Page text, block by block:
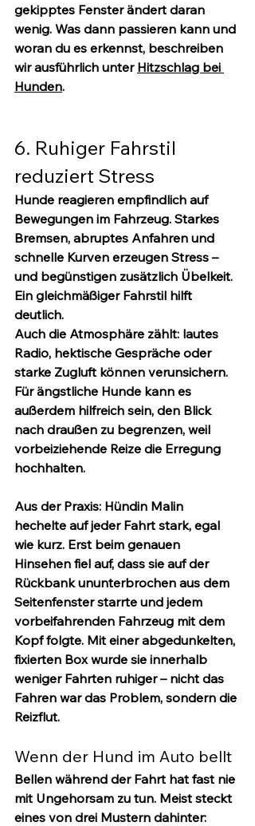
gekipptes Fenster ändert daran
wenig. Was dann passieren kann und
woran du es erkennst, beschreiben
wir ausführlich unter Hitzschlag bei
Hunden.
6. Ruhiger Fahrstil
reduziert Stress
Hunde reagieren empfindlich auf
Bewegungen im Fahrzeug. Starkes
Bremsen, abruptes Anfahren und
schnelle Kurven erzeugen Stress –
und begünstigen zusätzlich Übelkeit.
Ein gleichmäßiger Fahrstil hilft
deutlich.
Auch die Atmosphäre zählt: lautes
Radio, hektische Gespräche oder
starke Zugluft können verunsichern.
Für ängstliche Hunde kann es
außerdem hilfreich sein, den Blick
nach draußen zu begrenzen, weil
vorbeiziehende Reize die Erregung
hochhalten.
Aus der Praxis: Hündin Malin
hechelte auf jeder Fahrt stark, egal
wie kurz. Erst beim genauen
Hinsehen fiel auf, dass sie auf der
Rückbank ununterbrochen aus dem
Seitenfenster starrte und jedem
vorbeifahrenden Fahrzeug mit dem
Kopf folgte. Mit einer abgedunkelten,
fixierten Box wurde sie innerhalb
weniger Fahrten ruhiger – nicht das
Fahren war das Problem, sondern die
Reizflut.
Wenn der Hund im Auto bellt
Bellen während der Fahrt hat fast nie
mit Ungehorsam zu tun. Meist steckt
eines von drei Mustern dahinter: